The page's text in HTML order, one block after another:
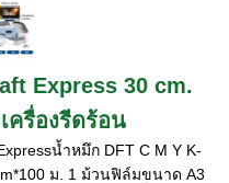
Express 30 cm.
ครื่องรีดร้อน
น้ำหมึก DFT C M Y K-
ม. 1 ม้วนฟิล์มขนาด A3